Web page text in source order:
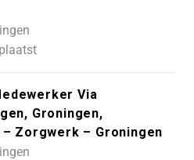
Via
Groningen,
– Zorgwerk – Groningen